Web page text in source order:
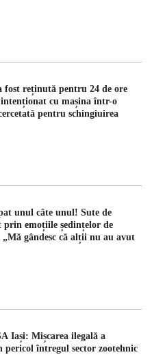
fost reținută pentru 24 de ore
cu mașina într-o
pentru schingiuirea
unul câte unul! Sute de
prin emoțiile ședințelor de
gândesc că alții nu au avut
Iași: Mișcarea ilegală a
pericol întregul sector zootehnic